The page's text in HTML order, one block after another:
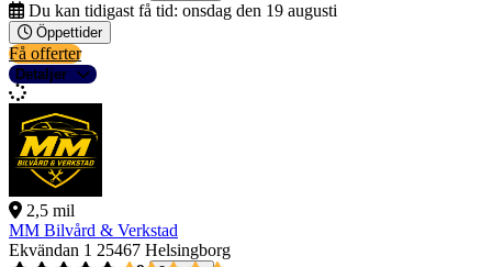
Du kan tidigast få tid: onsdag den 19 augusti
Öppettider
Få offerter
Detaljer
2,5 mil
MM Bilvård & Verkstad
Ekvändan 1 25467 Helsingborg